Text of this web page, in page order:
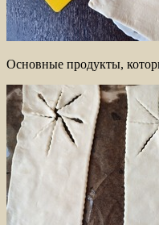
Основные продукты,